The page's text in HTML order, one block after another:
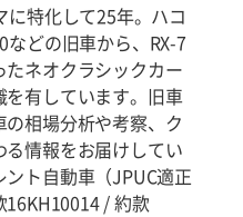
に特化して25年。ハコ
などの旧車から、RX-7
ネオクラシックカー
を有しています。旧車
相場分析や考察、ク
る情報をお届けしてい
ント自動車（JPUC適正
16KH10014 / 約款